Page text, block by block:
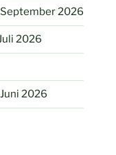
2026
2026
2026